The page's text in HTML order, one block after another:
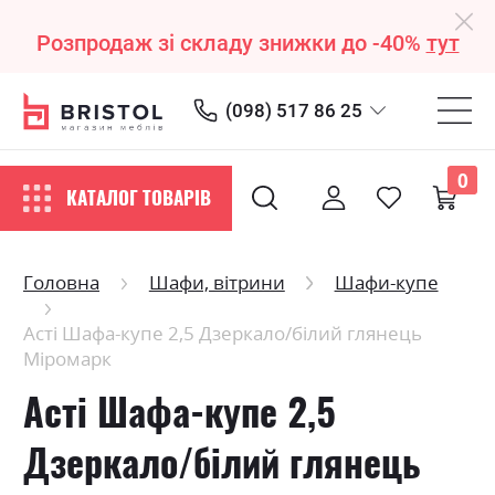
Розпродаж зі складу знижки до -40% тут
(098) 517 86 25
КАТАЛОГ ТОВАРІВ
0
Головна Шафи, вітрини
Шафи-купе
Асті Шафа-купе 2,5 Дзеркало/білий глянець
Міромарк
Асті Шафа-купе 2,5
Дзеркало/білий глянець